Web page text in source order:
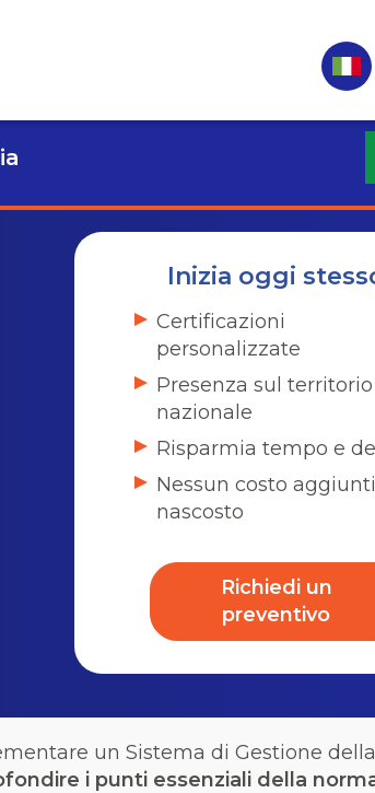
Inizia oggi
Certificazioni
personalizzate
Presenza sul territorio
nazionale
Risparmia tempo e
Nessun costo
nascosto
Richiedi un
preventivo
un Sistema di Gestione della
fondire i punti essenziali dell a